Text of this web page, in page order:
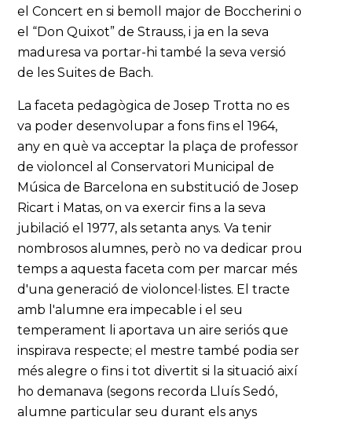
el Concert en si bemoll major de Boccherini o
el “Don Quixot” de Strauss, i ja en la seva
maduresa va portar-hi també la seva versió
de les Suites de Bach.
La faceta pedagògica de Josep Trotta no es
va poder desenvolupar a fons fins el 1964,
any en què va acceptar la plaça de professor
de violoncel al Conservatori Municipal de
Música de Barcelona en substitució de Josep
Ricart i Matas, on va exercir fins a la seva
jubilació el 1977, als setanta anys. Va tenir
nombrosos alumnes, però no va dedicar prou
temps a aquesta faceta com per marcar més
d'una generació de violoncel·listes. El tracte
amb l'alumne era impecable i el seu
temperament li aportava un aire seriós que
inspirava respecte; el mestre també podia ser
més alegre o fins i tot divertit si la situació així
ho demanava (segons recorda Lluís Sedó,
alumne particular seu durant els anys